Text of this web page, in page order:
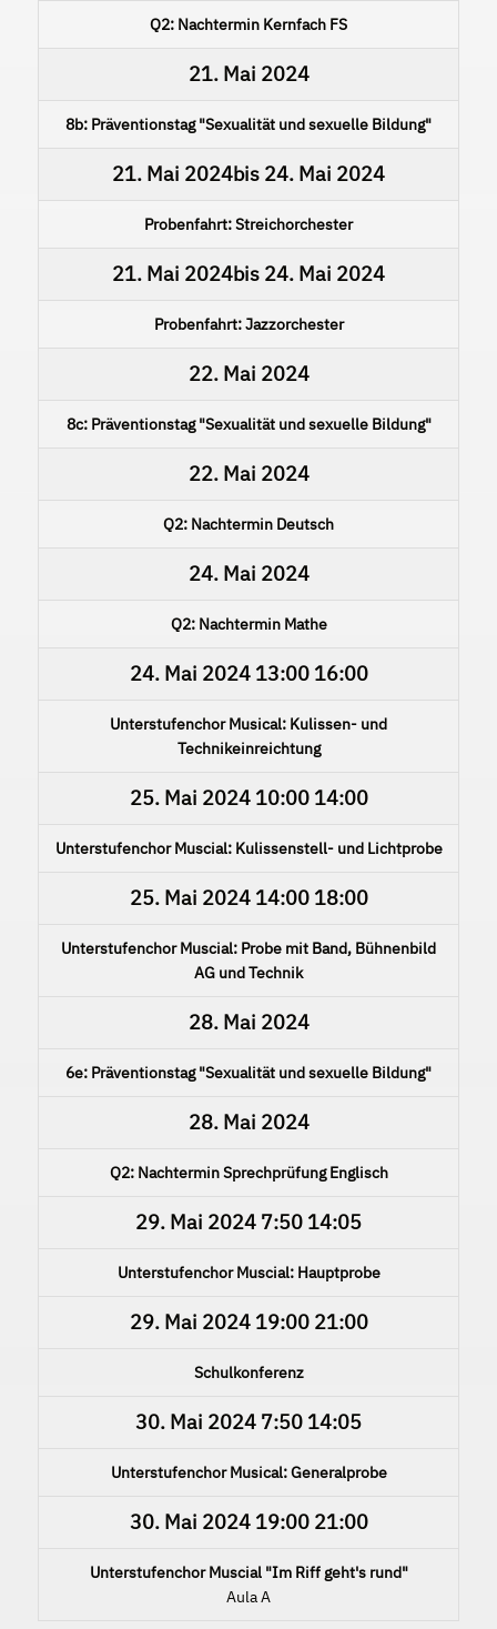
Q2: Nachtermin Kernfach FS
21. Mai 2024
8b: Präventionstag "Sexualität und sexuelle Bildung"
21. Mai 2024bis 24. Mai 2024
Probenfahrt: Streichorchester
21. Mai 2024bis 24. Mai 2024
Probenfahrt: Jazzorchester
22. Mai 2024
8c: Präventionstag "Sexualität und sexuelle Bildung"
22. Mai 2024
Q2: Nachtermin Deutsch
24. Mai 2024
Q2: Nachtermin Mathe
24. Mai 202413:00 16:00
Unterstufenchor Musical: Kulissen- und
Technikeinreichtung
25. Mai 202410:00 14:00
Unterstufenchor Muscial: Kulissenstell- und Lichtprobe
25. Mai 202414:00 18:00
Unterstufenchor Muscial: Probe mit Band, Bühnenbild
AG und Technik
28. Mai 2024
6e: Präventionstag "Sexualität und sexuelle Bildung"
28. Mai 2024
Q2: Nachtermin Sprechprüfung Englisch
29. Mai 2024 7:50 14:05
Unterstufenchor Muscial: Hauptprobe
29. Mai 202419:00 21:00
Schulkonferenz
30. Mai 2024 7:50 14:05
Unterstufenchor Musical: Generalprobe
30. Mai 202419:00 21:00
Unterstufenchor Muscial "Im Riff geht's rund"
Aula A